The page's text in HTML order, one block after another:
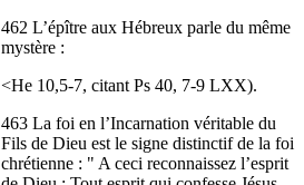
462 L’épître aux Hébreux parle du même
mystère :
<He 10,5-7, citant Ps 40, 7-9 LXX).
463 La foi en l’Incarnation véritable du
Fils de Dieu est le signe distinctif de la foi
chrétienne : " A ceci reconnaissez l’esprit